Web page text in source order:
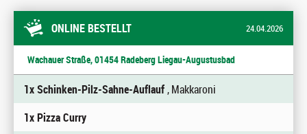
ONLINE BESTELLT 24.04.2026
Wachauer Straße, 01454 Radeberg Liegau-Augustusbad
1x Schinken-Pilz-Sahne-Auflauf, Makkaroni
1x Pizza Curry